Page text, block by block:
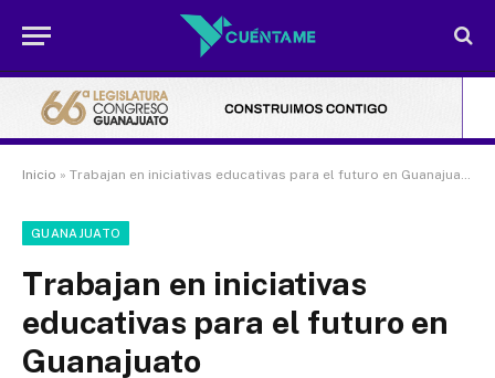
Inicio » Trabajan en iniciativas educativas para el futuro en Guanajuato
GUANAJUATO
Trabajan en iniciativas
educativas para el futuro en
Guanajuato